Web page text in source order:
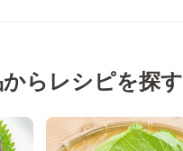
らレシピを探す